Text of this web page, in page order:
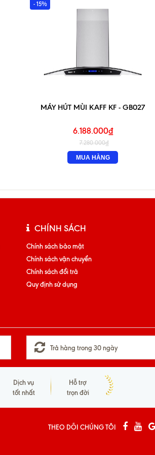
- 15%
MÁY HÚT MÙI KAFF KF - GB027
6.188.000₫
7.280.000₫
MUA HÀNG
CHÍNH SÁCH
Chính sách bảo mật
Chính sách vận chuyển
Chính sách đổi trả
Quy định sử dụng
Trả hàng trong 30 ngày
Dịch vụ
tốt nhất
Hỗ trợ
trọn đời
THEO DÕI CHÚNG TÔI